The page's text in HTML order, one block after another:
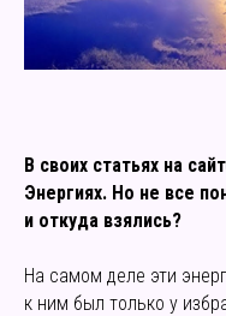
В своих статьях на
Энергиях. Но не все
и откуда взялись?
На самом деле эти
к ним был только у